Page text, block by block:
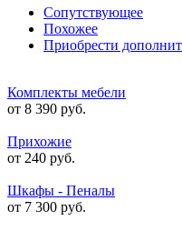
Сопутствующее
Похожее
Приобрести
Комплекты мебели
от 8 390 руб.
Прихожие
от 240 руб.
Шкафы - Пеналы
от 7 300 руб.